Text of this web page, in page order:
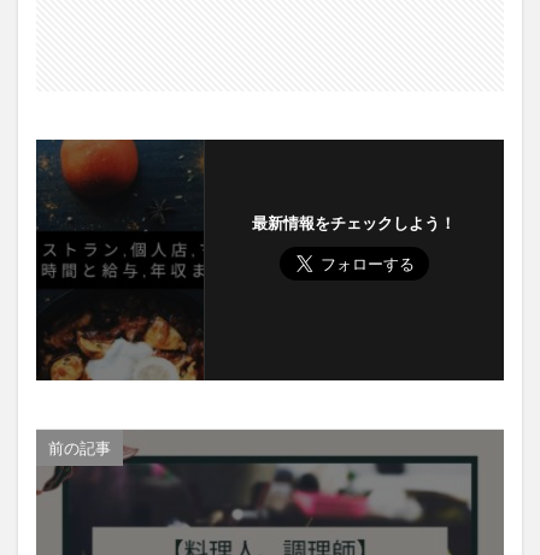
最新情報をチェックしよう！
前の記事